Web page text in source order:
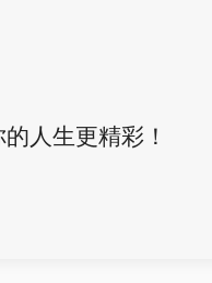
人生更精彩！